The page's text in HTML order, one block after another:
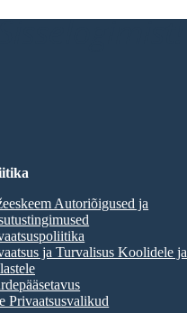
Autoriõigused ja
ja Turvalisus Koolidele ja
Privaatsusvalikud